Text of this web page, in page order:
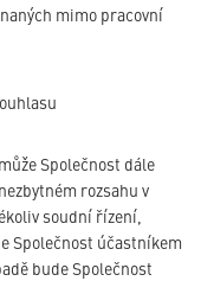
mimo pracovní
může Společnost dále
rozsahu v
soudní řízení,
Společnost účastníkem
bude Společnost